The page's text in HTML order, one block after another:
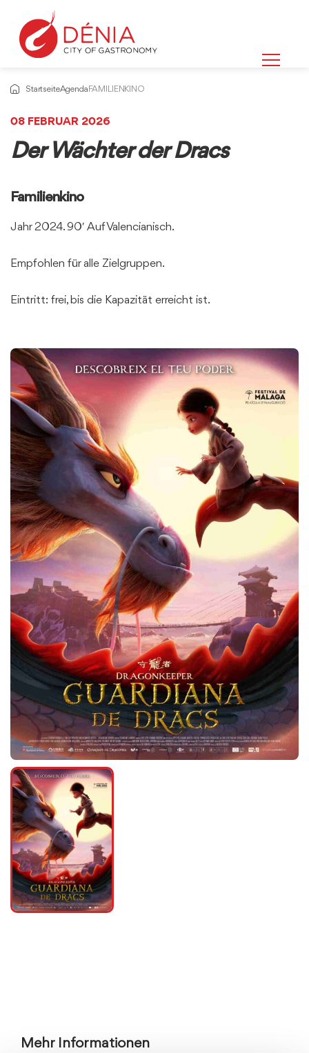
StartseiteAgenda FAMILIENKINO
08 FEBRUAR 2026
Der Wächter der Dracs
Familienkino
Jahr 2024. 90′ Auf Valencianisch.
Empfohlen für alle Zielgruppen.
Eintritt: frei, bis die Kapazität erreicht ist.
Mehr Informationen